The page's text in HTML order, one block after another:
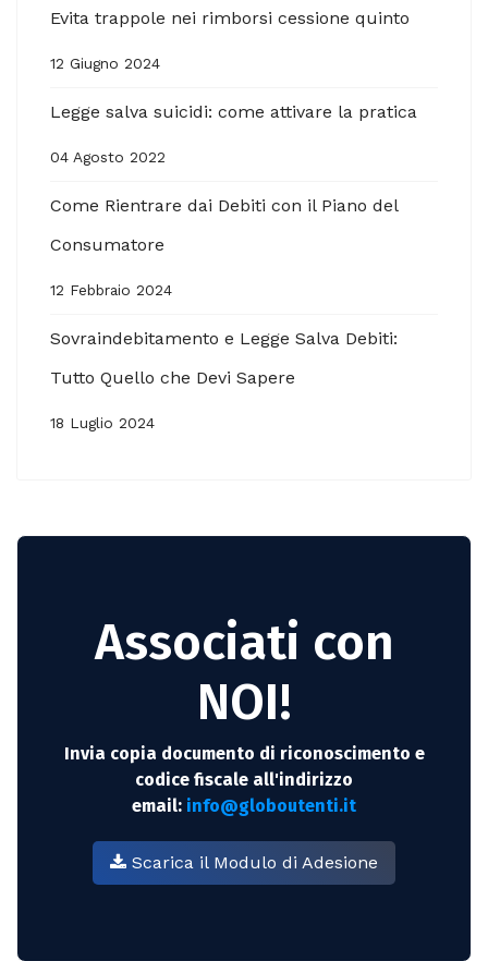
Evita trappole nei rimborsi cessione quinto
12 Giugno 2024
Legge salva suicidi: come attivare la pratica
04 Agosto 2022
Come Rientrare dai Debiti con il Piano del
Consumatore
12 Febbraio 2024
Sovraindebitamento e Legge Salva Debiti:
Tutto Quello che Devi Sapere
18 Luglio 2024
Associati con
NOI!
Invia copia documento di riconoscimento e
codice fiscale all'indirizzo
email: info@globoutenti.it
Scarica il Modulo di Adesione